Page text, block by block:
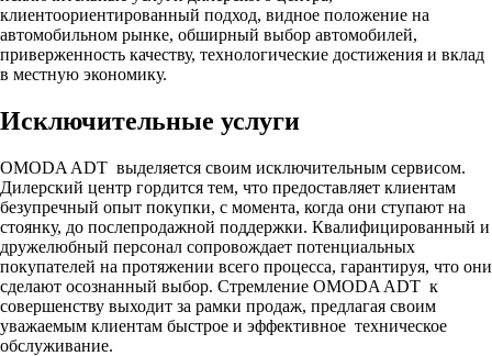
клиентоориентированный подход, видное положение на
автомобильном рынке, обширный выбор автомобилей,
приверженность качеству, технологические достижения и вклад
в местную экономику.
Исключительные услуги
OMODA ADT выделяется своим исключительным сервисом.
Дилерский центр гордится тем, что предоставляет клиентам
безупречный опыт покупки, с момента, когда они ступают на
стоянку, до послепродажной поддержки. Квалифицированный и
дружелюбный персонал сопровождает потенциальных
покупателей на протяжении всего процесса, гарантируя, что они
сделают осознанный выбор. Стремление OMODA ADT к
совершенству выходит за рамки продаж, предлагая своим
уважаемым клиентам быстрое и эффективное техническое
обслуживание.